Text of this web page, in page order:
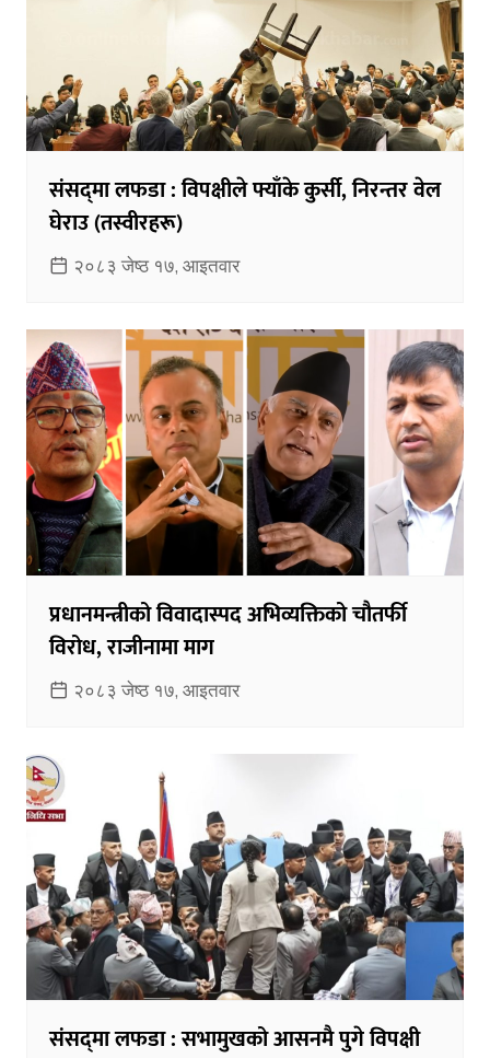
संसद्‌मा लफडा : विपक्षीले फ्याँके कुर्सी, निरन्तर वेल
घेराउ (तस्वीरहरू)
२०८३ जेष्ठ १७, आइतवार
प्रधानमन्त्रीको विवादास्पद अभिव्यक्तिको चौतर्फी
विरोध, राजीनामा माग
२०८३ जेष्ठ १७, आइतवार
संसद्‌मा लफडा : सभामुखको आसनमै पुगे विपक्षी